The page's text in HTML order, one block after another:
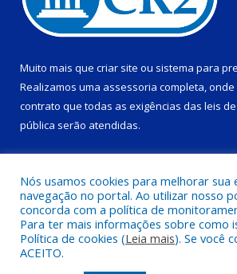
Muito mais que criar site ou sistema para
Realizamos uma assessoria completa,
contrato que todas as exigências das leis
pública serão atendidas.
Todos os direitos reservados a Prefeitura
Nós usamos cookies para melhorar sua
navegação no portal. Ao utilizar nosso
concorda com a política de
Para ter mais informações sobre como
Política de cookies (Leia mais). Se você
ACEITO.